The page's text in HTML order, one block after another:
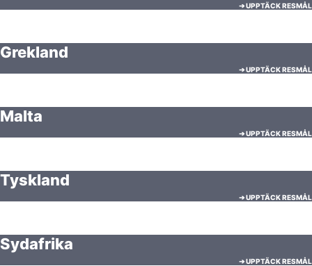
➔ UPPTÄCK RESMÅL
Grekland
➔ UPPTÄCK RESMÅL
Malta
➔ UPPTÄCK RESMÅL
Tyskland
➔ UPPTÄCK RESMÅL
Sydafrika
➔ UPPTÄCK RESMÅL